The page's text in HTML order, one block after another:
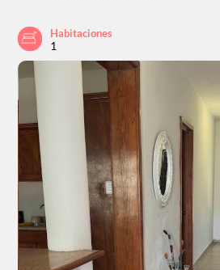
Habitaciones
1